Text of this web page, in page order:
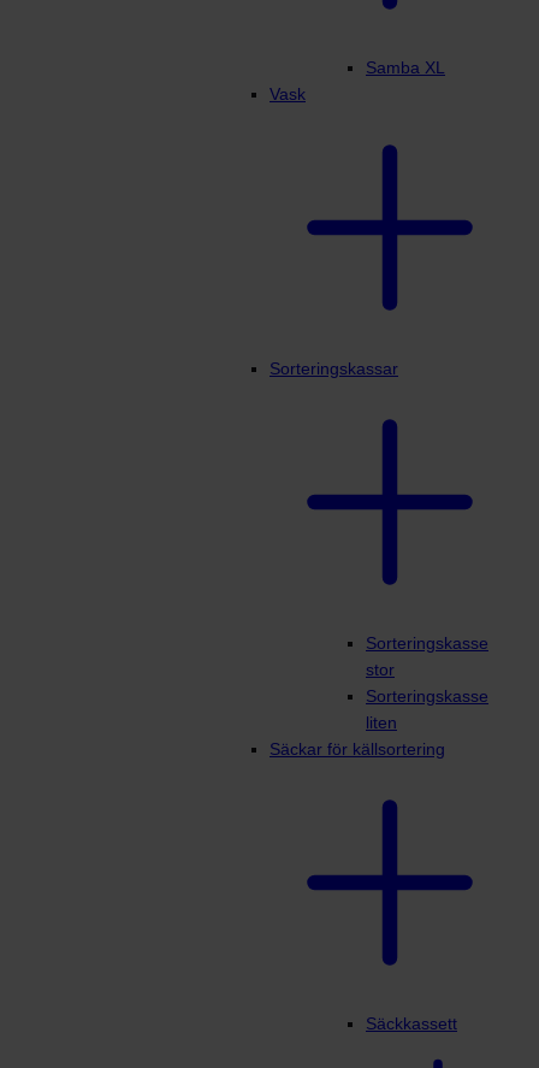
Samba XL
Vask
Sorteringskassar
Sorteringskasse
stor
Sorteringskasse
liten
Säckar för källsortering
Säckkassett